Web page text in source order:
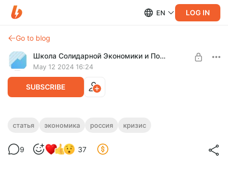
EN LOG IN
Go to blog
Школа Солидарной Экономики и Политики
May 12 2024 16:24
SUBSCRIBE
«КРОЛИЧЬЯ НОРА» РОССИЙСКОЙ
которая БЕЗ ДНА)Свободный слушатель
статья экономика россия кризис
9 37